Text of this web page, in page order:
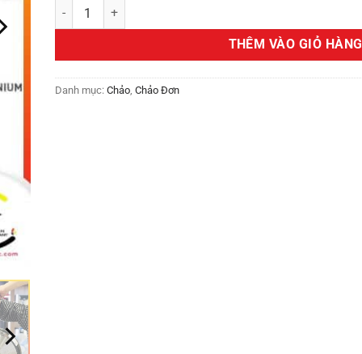
Chảo sâu lòng Tefal Primary 28cm số lượng
THÊM VÀO GIỎ HÀNG
Danh mục: Chảo, Chảo Đơn